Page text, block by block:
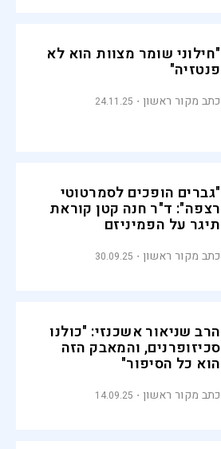
"חילוני שומר מצוות הוא לא
פנטזיה"
כתב מקור ראשון 24.11.25
"גברים הופכים לסמרטוטי
רצפה": ד"ר חנה קטן קוראת
תיגר על הפמיניזם
כתב מקור ראשון 30.09.25
הרב שניאור אשכנזי: "כולנו
סכיזופרנים, והמאבק הזה
הוא כל הסיפור"
כתב מקור ראשון 14.09.25